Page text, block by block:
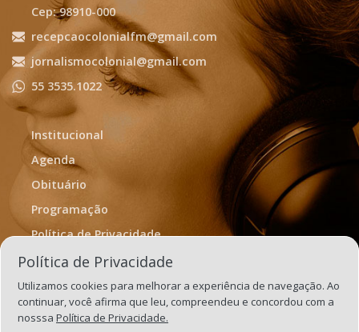
Cep: 98910-000
recepcaocolonialfm@gmail.com
jornalismocolonial@gmail.com
55 3535.1022
Institucional
Agenda
Obituário
Programação
Política de Privacidade
Termos de Uso
Política de Privacidade
Utilizamos cookies para melhorar a experiência de navegação. Ao
continuar, você afirma que leu, compreendeu e concordou com a
nosssa Política de Privacidade.